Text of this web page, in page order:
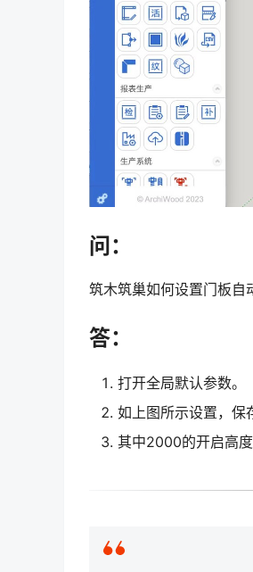
问：
筑木筑巢如何设置门板
答：
打开全局默认参数。
如上图所示设置，保
其中2000的开启高